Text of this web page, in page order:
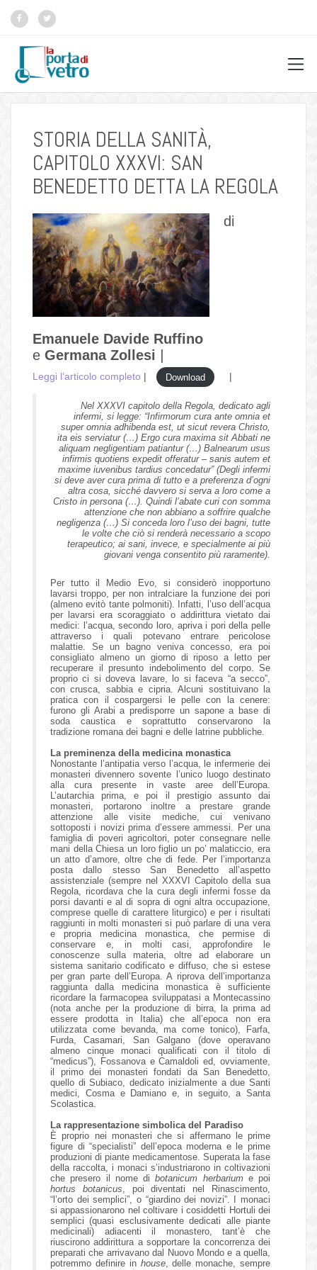
STORIA DELLA SANITÀ,
CAPITOLO XXXVI: SAN
BENEDETTO DETTA LA REGOLA
di
Emanuele Davide Ruffino
e Germana Zollesi
Leggi l’articolo completo | Download |
Nel XXXVI capitolo della Regola, dedicato agli
infermi, si legge: “Infirmorum cura ante omnia et
super omnia adhibenda est, ut sicut revera Christo,
ita eis serviatur (…) Ergo cura maxima sit Abbati ne
aliquam negligentiam patiantur (…) Balnearum usus
infirmis quotiens expedit offeratur – sanis autem et
maxime iuvenibus tardius concedatur” (Degli infermi
si deve aver cura prima di tutto e a preferenza d’ogni
altra cosa, sicché davvero si serva a loro come a
Cristo in persona (…). Quindi l’abate curi con somma
attenzione che non abbiano a soffrire qualche
negligenza (…) Si conceda loro l’uso dei bagni, tutte
le volte che ciò si renderà necessario a scopo
terapeutico; ai sani, invece, e specialmente ai più
giovani venga consentito più raramente).
Per tutto il Medio Evo, si considerò inopportuno
lavarsi troppo, per non intralciare la funzione dei pori
(almeno evitò tante polmoniti). Infatti, l’uso dell’acqua
per lavarsi era scoraggiato o addirittura vietato dai
medici: l’acqua, secondo loro, apriva i pori della pelle
attraverso i quali potevano entrare pericolose
malattie. Se un bagno veniva concesso, era poi
consigliato almeno un giorno di riposo a letto per
recuperare il presunto indebolimento del corpo. Se
proprio ci si doveva lavare, lo si faceva “a secco”,
con crusca, sabbia e cipria. Alcuni sostituivano la
pratica con il cospargersi le pelle con la cenere:
furono gli Arabi a predisporre un sapone a base di
soda caustica e soprattutto conservarono la
tradizione romana dei bagni e delle latrine pubbliche.
La preminenza della medicina monastica
Nonostante l’antipatia verso l’acqua, le infermerie dei
monasteri divennero sovente l’unico luogo destinato
alla cura presente in vaste aree dell’Europa.
L’autarchia prima, e poi il prestigio assunto dai
monasteri, portarono inoltre a prestare grande
attenzione alle visite mediche, cui venivano
sottoposti i novizi prima d’essere ammessi. Per una
famiglia di poveri agricoltori, poter consegnare nelle
mani della Chiesa un loro figlio un po’ malaticcio, era
un atto d’amore, oltre che di fede. Per l’importanza
posta dallo stesso San Benedetto all’aspetto
assistenziale (sempre nel XXXVI Capitolo della sua
Regola, ricordava che la cura degli infermi fosse da
porsi davanti e al di sopra di ogni altra occupazione,
comprese quelle di carattere liturgico) e per i risultati
raggiunti in molti monasteri si può parlare di una vera
e propria medicina monastica, che permise di
conservare e, in molti casi, approfondire le
conoscenze sulla materia, oltre ad elaborare un
sistema sanitario codificato e diffuso, che si estese
per gran parte dell’Europa. A riprova dell’importanza
raggiunta dalla medicina monastica è sufficiente
ricordare la farmacopea sviluppatasi a Montecassino
(nota anche per la produzione di birra, la prima ad
essere prodotta in Italia) che all’epoca non era
utilizzata come bevanda, ma come tonico), Farfa,
Furda, Casamari, San Galgano (dove operavano
almeno cinque monaci qualificati con il titolo di
“medicus”), Fossanova e Camaldoli ed, ovviamente,
il primo dei monasteri fondati da San Benedetto,
quello di Subiaco, dedicato inizialmente a due Santi
medici, Cosma e Damiano e, in seguito, a Santa
Scolastica.
La rappresentazione simbolica del Paradiso
È proprio nei monasteri che si affermano le prime
figure di “specialisti” dell’epoca moderna e le prime
produzioni di piante medicamentose. Superata la fase
della raccolta, i monaci s’industriarono in coltivazioni
che presero il nome dibotanicum herbariume poi
hortus botanicus, poi diventati nel Rinascimento,
“l’orto dei semplici”, o “giardino dei novizi”. I monaci
si appassionarono nel coltivare i cosiddetti Hortuli dei
semplici (quasi esclusivamente dedicati alle piante
medicinali) adiacenti il monastero, tant’è che
riuscirono addirittura a sopportare la concorrenza dei
preparati che arrivavano dal Nuovo Mondo e a quella,
potremmo definire in house, delle monache, sempre